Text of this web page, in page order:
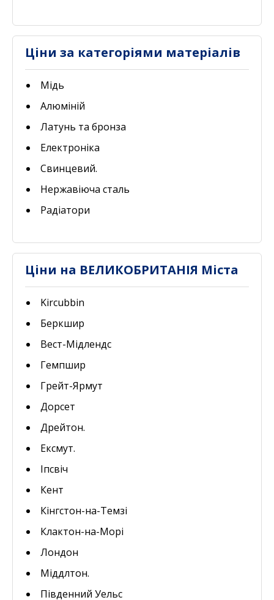
Ціни за категоріями матеріалів
Мідь
Алюміній
Латунь та бронза
Електроніка
Свинцевий.
Нержавіюча сталь
Радіатори
Ціни на ВЕЛИКОБРИТАНІЯ Міста
Kircubbin
Беркшир
Вест-Мідлендс
Гемпшир
Грейт-Ярмут
Дорсет
Дрейтон.
Ексмут.
Іпсвіч
Кент
Кінгстон-на-Темзі
Клактон-на-Морі
Лондон
Міддлтон.
Південний Уельс